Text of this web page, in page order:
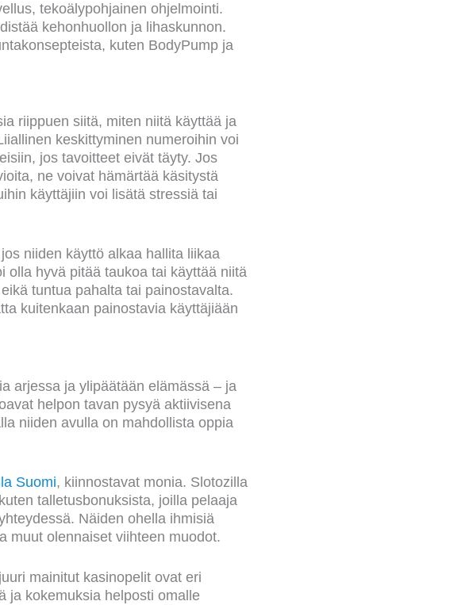
tekoälypohjainen ohjelmointi.
kehonhuollon ja lihaskunnon.
kuten BodyPump ja
riippuen siitä, miten niitä käyttää ja
keskittyminen numeroihin voi
jos tavoitteet eivät täyty. Jos
ne voivat hämärtää käsitystä
käyttäjiin voi lisätä stressiä tai
niiden käyttö alkaa hallita liikaa
olla hyvä pitää taukoa tai käyttää niitä
tuntua pahalta tai painostavalta.
kuitenkaan painostavia käyttäjiään
arjessa ja ylipäätään elämässä – ja
helpon tavan pysyä aktiivisena
niiden avulla on mahdollista oppia
Suomi, kiinnostavat monia. Slotozilla
talletusbonuksista, joilla pelaaja
Näiden ohella ihmisiä
muut olennaiset viihteen muodot.
mainitut kasinopelit ovat eri
ja kokemuksia helposti omalle